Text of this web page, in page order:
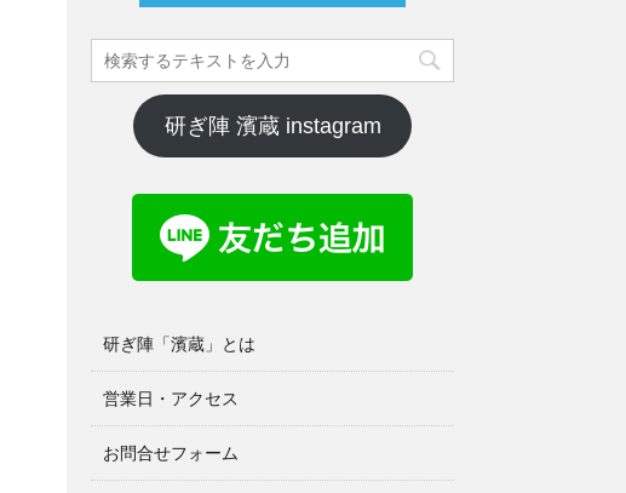
研ぎ陣 濱蔵 instagram
研ぎ陣「濱蔵」とは
営業日・アクセス
お問合せフォーム